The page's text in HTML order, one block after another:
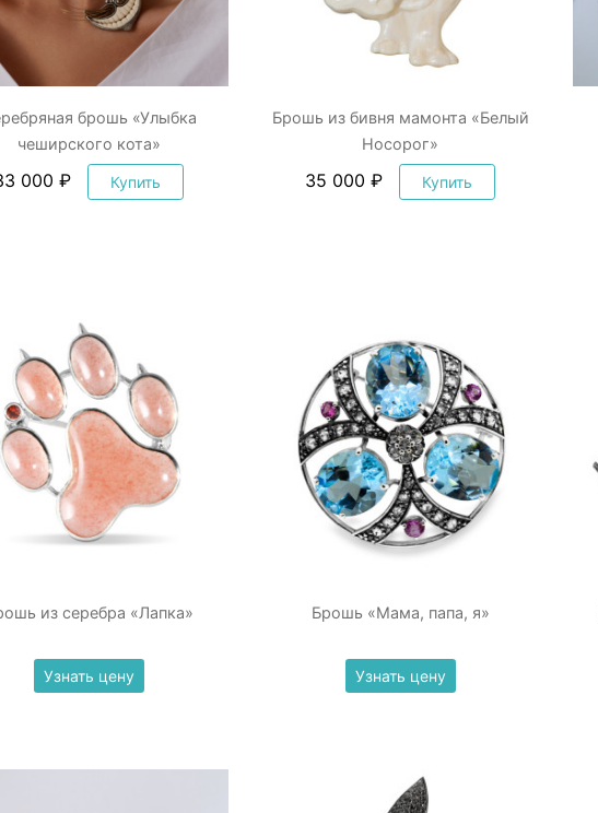
брошь «Улыбка
чеширского кота»
000 ₽ Купить
Брошь из бивня мамонта «Белый
Носорог»
35 000 ₽ Купить
из серебра «Лапка»
Узнать цену
Брошь «Мама, папа, я»
Узнать цену